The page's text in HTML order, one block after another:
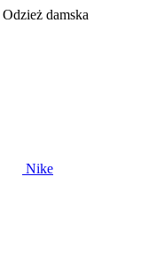
Odzież damska
Nike